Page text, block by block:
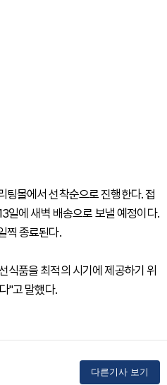
팅몰에서 선착순으로 진행한다. 접
일에 새벽 배송으로 보낼 예정이다.
찍 종료된다.
식품을 최적의 시기에 제공하기 위
"고 말했다.
다른기사 보기